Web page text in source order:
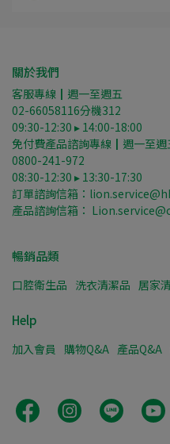
關於我們
客服專線┃週一至週五
02-66058116分機312
09:30-12:30 ▸ 14:00-18:00
免付費產品諮詢專線┃週一至週
0800-241-972
08:30-12:30 ▸ 13:30-17:30
訂單諮詢信箱：
產品諮詢信箱：
暢銷品類
口腔衛生品 洗衣清潔品 居家
Help
加入會員 購物Q&A 產品Q&A